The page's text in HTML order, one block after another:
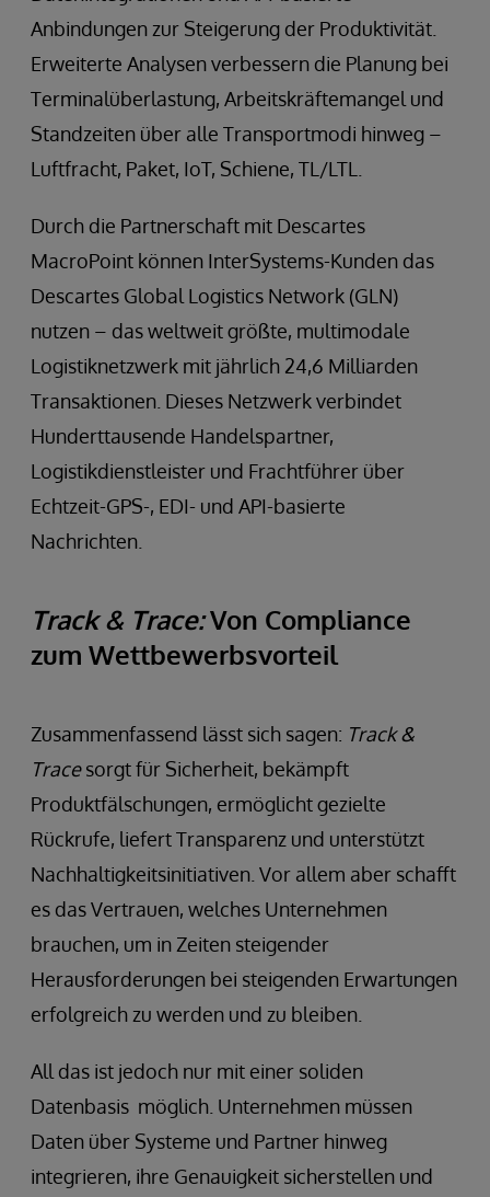
Anbindungen zur Steigerung der Produktivität.
Erweiterte Analysen verbessern die Planung bei
Terminalüberlastung, Arbeitskräftemangel und
Standzeiten über alle Transportmodi hinweg –
Luftfracht, Paket, IoT, Schiene, TL/LTL.
Durch die Partnerschaft mit Descartes
MacroPoint können InterSystems-Kunden das
Descartes Global Logistics Network (GLN)
nutzen – das weltweit größte, multimodale
Logistiknetzwerk mit jährlich 24,6 Milliarden
Transaktionen. Dieses Netzwerk verbindet
Hunderttausende Handelspartner,
Logistikdienstleister und Frachtführer über
Echtzeit-GPS-, EDI- und API-basierte
Nachrichten.
Track & Trace:Von Compliance
zum Wettbewerbsvorteil
Zusammenfassend lässt sich sagen: Track &
Tracesorgt für Sicherheit, bekämpft
Produktfälschungen, ermöglicht gezielte
Rückrufe, liefert Transparenz und unterstützt
Nachhaltigkeitsinitiativen. Vor allem aber schafft
es das Vertrauen, welches Unternehmen
brauchen, um in Zeiten steigender
Herausforderungen bei steigenden Erwartungen
erfolgreich zu werden und zu bleiben.
All das ist jedoch nur mit einer soliden
Datenbasis möglich. Unternehmen müssen
Daten über Systeme und Partner hinweg
integrieren, ihre Genauigkeit sicherstellen und